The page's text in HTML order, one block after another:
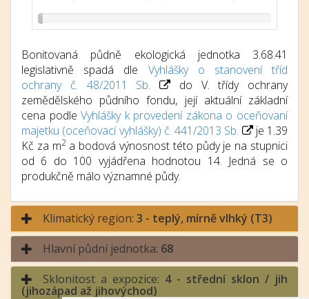
Bonitovaná půdně ekologická jednotka 3.68.41
legislativně spadá dle Vyhlášky o stanovení tříd
ochrany č. 48/2011 Sb.
do V. třídy ochrany
zemědělského půdního fondu, její aktuální základní
cena podleVyhlášky k provedení zákona o oceňovaní
majetku (oceňovací vyhlášky) č. 441/2013 Sb.
je 1.39
Kč za m2a bodová výnosnost této půdy je na stupnici
od 6 do 100 vyjádřena hodnotou 14. Jedná se o
produkčně málo významné půdy.
Klimatický region: 3 - teplý, mírně vlhký (T3)
Hlavní půdní jednotka: 68
Sklonitost a expozice: 4 - střední sklon / jih
(jihozápad až jihovýchod)